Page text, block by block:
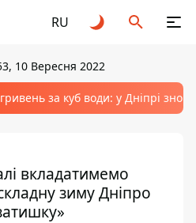
RU
10 Вересня 2022
за куб води: у Дніпрі
вкладатимемо
зиму Дніпро